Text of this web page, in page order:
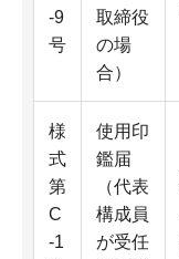
-9
号
取締役
の場
合）
様
式
第
C
-1
使用印
鑑届
（代表
構成員
が受任